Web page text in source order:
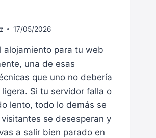
17/05/2026
alojamiento para tu web
una de esas
que uno no debería
Si tu servidor falla o
lento, todo lo demás se
se desesperan y
a salir bien parado en